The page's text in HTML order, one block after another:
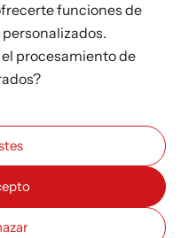
funciones de
procesamiento de